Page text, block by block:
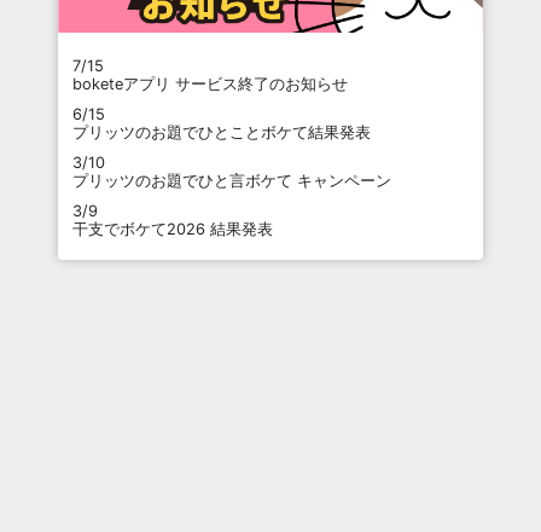
7/15
boketeアプリ サービス終了のお知らせ
6/15
プリッツのお題でひとことボケて結果発表
3/10
プリッツのお題でひと言ボケて キャンペーン
3/9
干支でボケて2026 結果発表